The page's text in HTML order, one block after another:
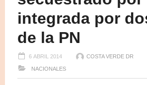
integrada por
de la PN
6 ABRIL 2014 COSTA VERDE DR
NACIONALES